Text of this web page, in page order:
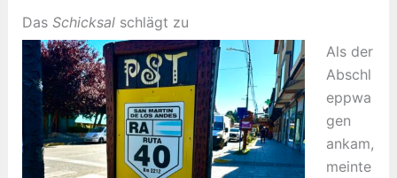
Das Schicksalschlägt zu
Als der
Abschl
eppwa
gen
ankam,
meinte